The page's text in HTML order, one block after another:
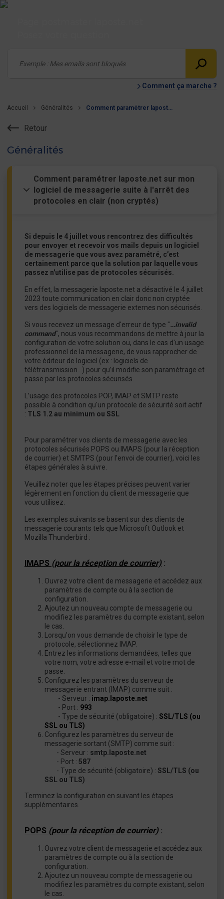
Comment ça marche ?
Accueil Généralités Comment paramétrer laposte.net sur mon logiciel de messagerie suite à l'arrêt des protocoles en clair (non cryptés)
Retour
Généralités
Comment paramétrer laposte.net sur mon
logiciel de messagerie suite à l'arrêt des
protocoles en clair (non cryptés)
Si depuis le 4 juillet vous rencontrez des difficultés
pour envoyer et recevoir vos mails depuis un logiciel
de messagerie que vous avez paramétré, c’est
certainement parce que la solution par laquelle vous
passez n'utilise pas de protocoles sécurisés.
En effet, la messagerie laposte.net a désactivé le 4 juillet
2023 toute communication en clair donc non cryptée
vers des logiciels de messagerie externes non sécurisés.
Si vous recevez un message d'erreur de type "…invalid
command", nous vous recommandons de mettre à jour la
configuration de votre solution ou, dans le cas d'un usage
professionnel de la messagerie, de vous rapprocher de
votre éditeur de logiciel (ex : logiciels de
télétransmission…) pour qu’il modifie son paramétrage et
passe par les protocoles sécurisés.
L’usage des protocoles POP, IMAP et SMTP reste
possible à condition qu'un protocole de sécurité soit actif
: TLS 1.2 au minimum ou SSL
Pour paramétrer vos clients de messagerie avec les
protocoles sécurisés POPS ou IMAPS (pour la réception
de courrier) et SMTPS (pour l'envoi de courrier), voici les
étapes générales à suivre.
Veuillez noter que les étapes précises peuvent varier
légèrement en fonction du client de messagerie que
vous utilisez.
Les exemples suivants se basent sur des clients de
messagerie courants tels que Microsoft Outlook et
Mozilla Thunderbird :
IMAPS (pour la réception de courrier):
Ouvrez votre client de messagerie et accédez aux
paramètres de compte ou à la section de
configuration.
Ajoutez un nouveau compte de messagerie ou
modifiez les paramètres du compte existant, selon
le cas.
Lorsqu'on vous demande de choisir le type de
protocole, sélectionnez IMAP.
Entrez les informations demandées, telles que
votre nom, votre adresse e-mail et votre mot de
passe.
Configurez les paramètres du serveur de
messagerie entrant (IMAP) comme suit :
- Serveur : imap.laposte.net
- Port : 993
- Type de sécurité (obligatoire) : SSL/TLS (ou
SSL ou TLS)
Configurez les paramètres du serveur de
messagerie sortant (SMTP) comme suit :
- Serveur : smtp.laposte.net
- Port : 587
- Type de sécurité (obligatoire) : SSL/TLS (ou
SSL ou TLS)
Terminez la configuration en suivant les étapes
supplémentaires.
POPS (pour la réception de courrier):
Ouvrez votre client de messagerie et accédez aux
paramètres de compte ou à la section de
configuration.
Ajoutez un nouveau compte de messagerie ou
modifiez les paramètres du compte existant, selon
le cas.